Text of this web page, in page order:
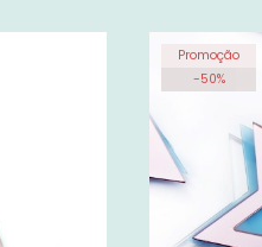
Promoção
-50%